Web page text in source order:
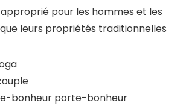
approprié pour les hommes et les
leurs propriétés traditionnelles
bonheur porte-bonheur